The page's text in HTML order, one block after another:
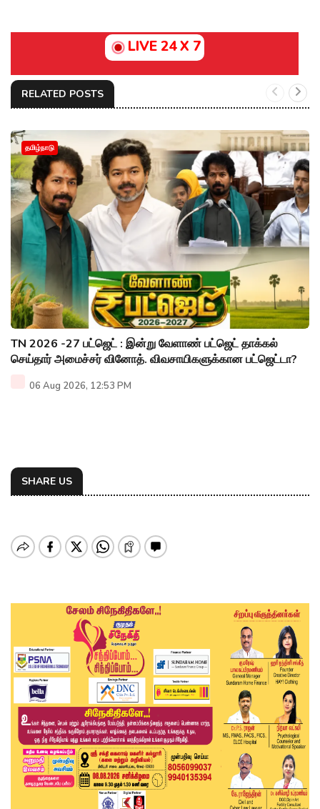
LIVE 24 X 7
RELATED POSTS
தமிழ்நாடு
TN 2026 -27 பட்ஜெட் : இன்று வேளாண் பட்ஜெட் தாக்கல்
செய்தார் அமைச்சர் வினோத். விவசாயிகளுக்கான பட்ஜெட்டா?
06 Aug 2026, 12:53 PM
SHARE US